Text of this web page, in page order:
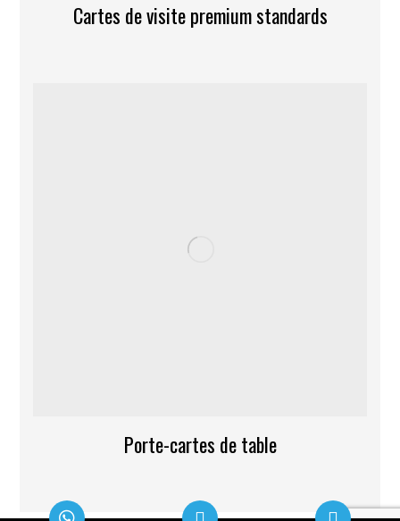
Cartes de visite premium standards
Porte-cartes de table